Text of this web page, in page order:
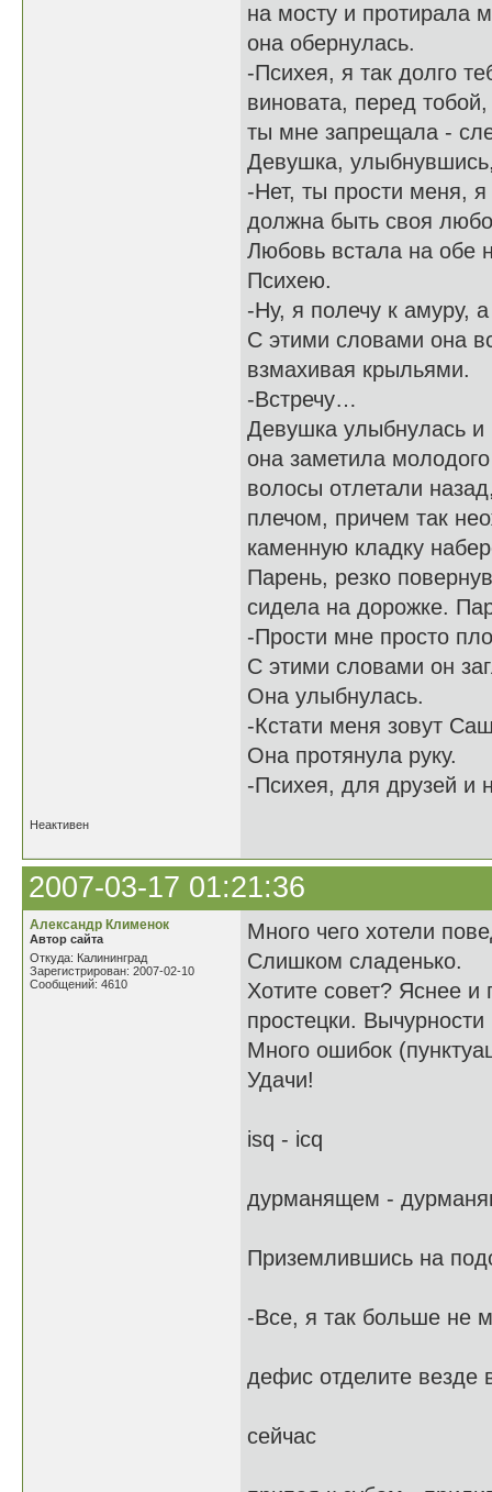
на мосту и протирала
она обернулась.
-Психея, я так долго
виновата, перед
ты мне запрещала -
Девушка,
-Нет, ты прости меня,
должна быть своя
Любовь встала на обе
Психею.
-Ну, я полечу к амуру,
С этими словами она
взмахивая крыльями.
-Встречу…
Девушка улыбнулась и
она заметила
волосы отлетали
плечом, причем так
каменную кладку
Парень, резко
сидела на дорожке.
-Прости мне просто
С этими словами он
Она улыбнулась.
-Кстати меня зовут
Она протянула руку.
-Психея, для друзей и
Неактивен
2007-03-17 01:21:36
Александр Клименок
Автор сайта
Откуда: Калининград
Зарегистрирован: 2007-02-10
Сообщений: 4610
Много чего хотели
Слишком сладенько.
Хотите совет? Яснее
простецки.
Много ошибок
Удачи!
isq - icq
дурманящем -
Приземлившись на
-Все, я так больше не
дефис отделите везде
сейчас